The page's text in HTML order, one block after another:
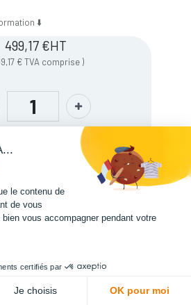
⬇️
499,17€HT
€TVA comprise )
le contenu de
de vous
vous accompagner pendant votre
certifiés par
Je choisis OK pour moi